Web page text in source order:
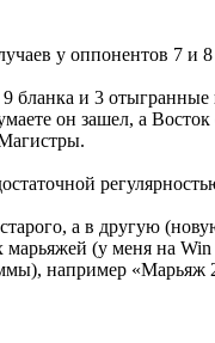
у оппонентов 7 и
бланка и 3 отыгранные
он зашел, а Восток
а в другую
марьяжей (у меня на
например